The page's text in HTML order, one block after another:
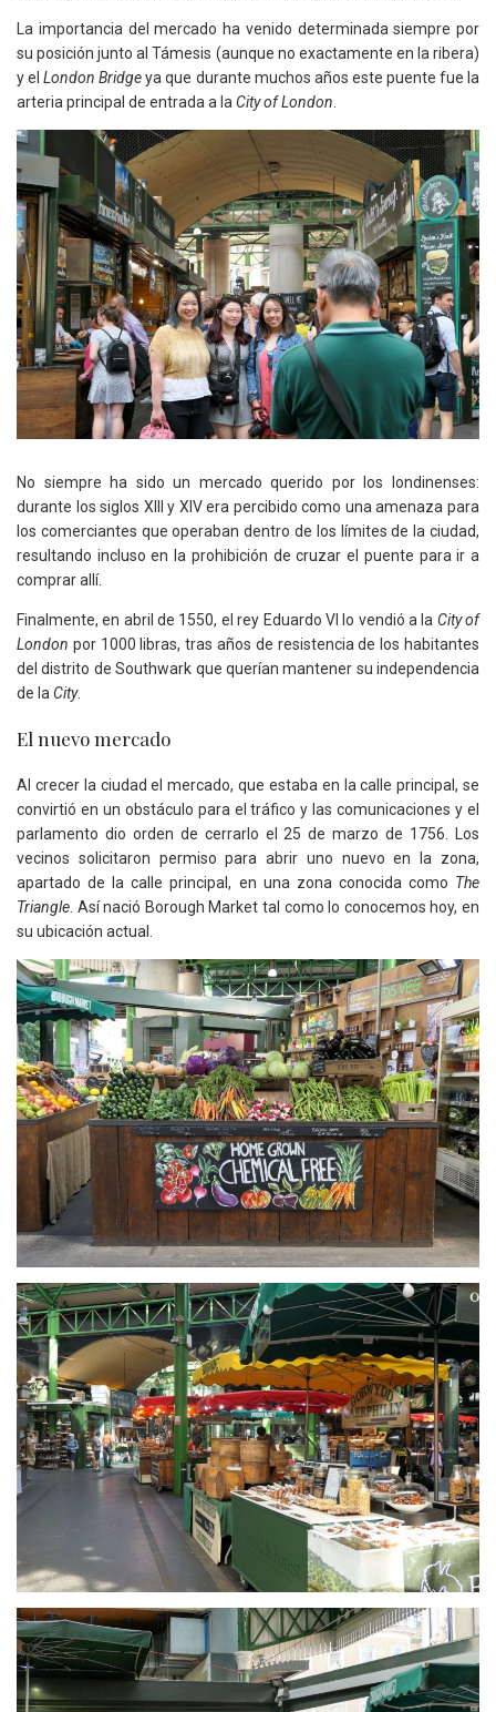
La importancia del mercado ha venido determinada siempre por
su posición junto al Támesis (aunque no exactamente en la ribera)
y elLondon Bridgeya que durante muchos años este puente fue la
arteria principal de entrada a laCity of London.
No siempre ha sido un mercado querido por los londinenses:
durante los siglos XIII y XIV era percibido como una amenaza para
los comerciantes que operaban dentro de los límites de la ciudad,
resultando incluso en la prohibición de cruzar el puente para ir a
comprar allí.
Finalmente, en abril de 1550, el rey Eduardo VI lo vendió a la City of
London por 1000 libras, tras años de resistencia de los habitantes
del distrito de Southwark que querían mantener su independencia
de la City.
El nuevo mercado
Al crecer la ciudad el mercado, que estaba en la calle principal, se
convirtió en un obstáculo para el tráfico y las comunicaciones y el
parlamento dio orden de cerrarlo el 25 de marzo de 1756. Los
vecinos solicitaron permiso para abrir uno nuevo en la zona,
apartado de la calle principal, en una zona conocida como The
Triangle . Así nació Borough Market tal como lo conocemos hoy, en
su ubicación actual.